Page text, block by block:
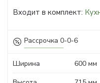
Рассрочка 0-0-6
Входит в комплект:
Ширина
600 мм